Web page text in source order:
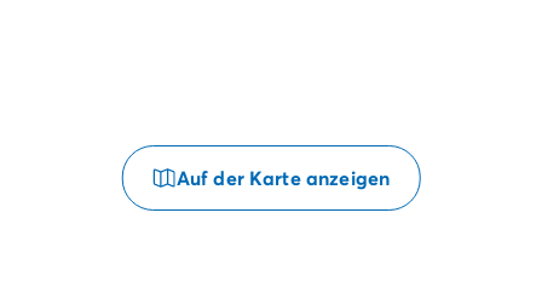
Auf der Karte anzeigen